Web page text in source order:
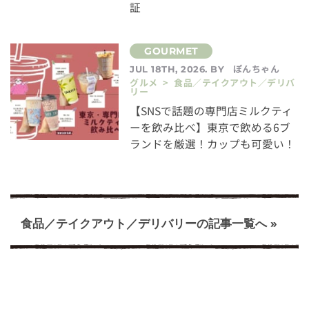
証
JUL 18TH, 2026. BY
ぽんちゃん
グルメ > 食品／テイクアウト／デリバ
リー
【SNSで話題の専門店ミルクティ
ーを飲み比べ】東京で飲める6ブ
ランドを厳選！カップも可愛い！
食品／テイクアウト／デリバリーの記事一覧へ »